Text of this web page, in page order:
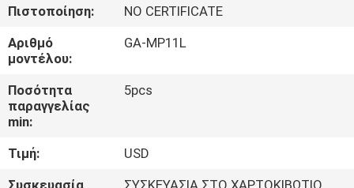
ΓΎΡΟΣ
ΕΡΓΟΣΤΑΣΊΩΝ
ΠΟΙΟΤΙΚΌΣ
ΈΛΕΓΧΟΣ
Πιστοποίηση:
NO CERTIFICATE
Αριθμό
μοντέλου:
GA-MP11L
Ποσότητα
παραγγελίας
min:
5pcs
Τιμή:
USD